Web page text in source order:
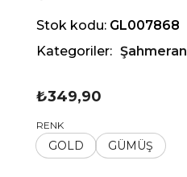
Stok kodu: GL007868
Kategoriler: Şahmeran
₺349,90
RENK
GOLD GÜMÜŞ